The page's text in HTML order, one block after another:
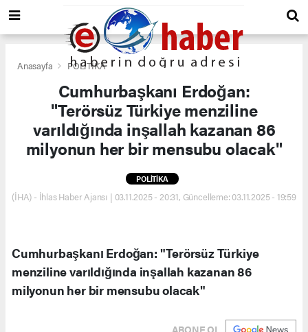
Anasayfa POLİTİKA
Cumhurbaşkanı Erdoğan:
"Terörsüz Türkiye menziline
varıldığında inşallah kazanan 86
milyonun her bir mensubu olacak"
POLİTİKA
(İHA) - İhlas Haber Ajansı | 03.11.2025 - 20:31, Güncelleme: 03.11.2025 - 19:59
Cumhurbaşkanı Erdoğan: "Terörsüz Türkiye
menziline varıldığında inşallah kazanan 86
milyonun her bir mensubu olacak"
ABONE OL